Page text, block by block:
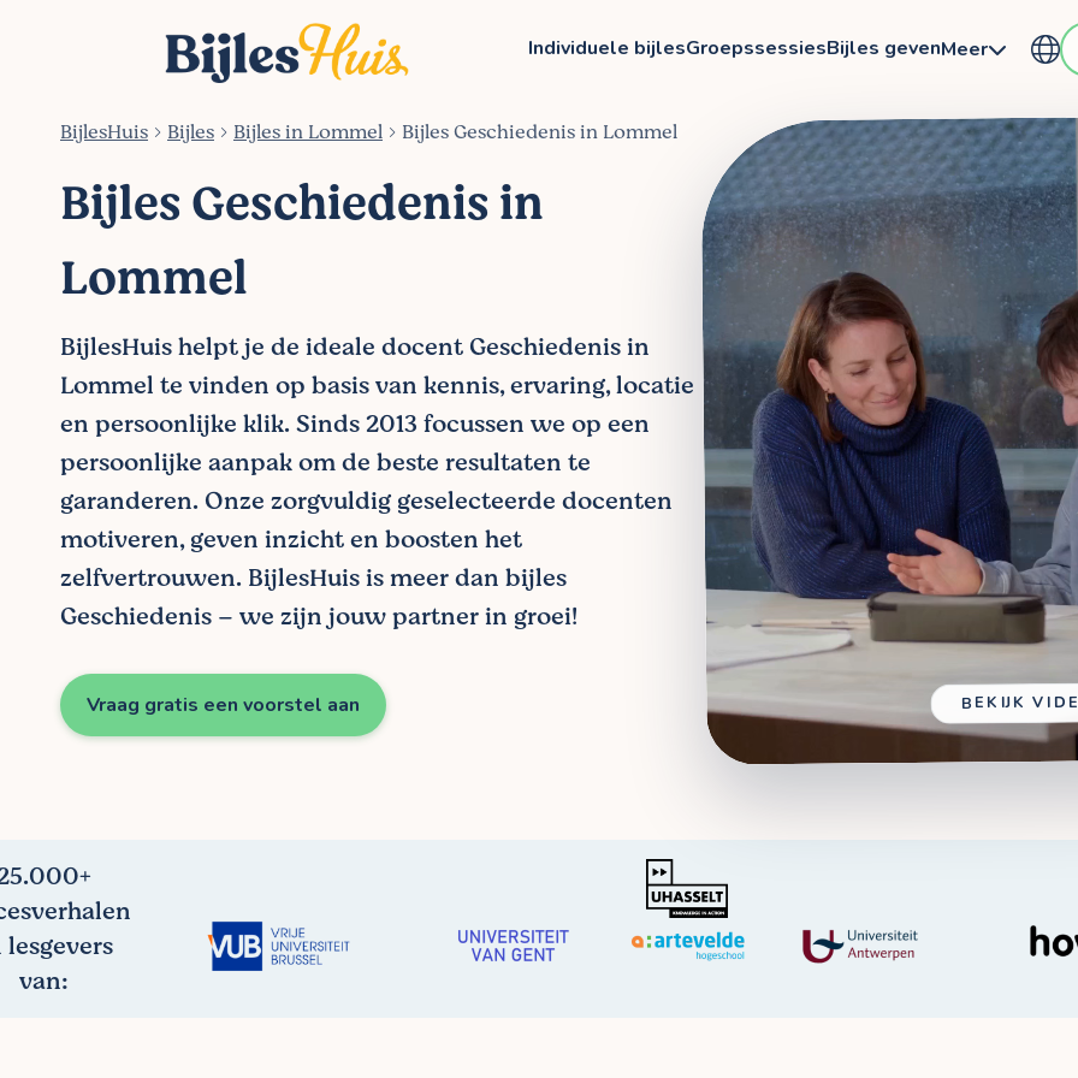
Individuele bijlesGroepssessiesBijles gevenMeer
BijlesHuis Bijles Bijles in Lommel Bijles Geschiedenis in Lommel
Bijles Geschiedenis in
Lommel
BijlesHuis helpt je de ideale docent Geschiedenis in
Lommel te vinden op basis van kennis, ervaring, locatie
en persoonlijke klik. Sinds 2013 focussen we op een
persoonlijke aanpak om de beste resultaten te
garanderen. Onze zorgvuldig geselecteerde docenten
motiveren, geven inzicht en boosten het
zelfvertrouwen. BijlesHuis is meer dan bijles
Geschiedenis – we zijn jouw partner in groei!
Vraag gratis een voorstel aan BEKIJK
lesgevers
van: